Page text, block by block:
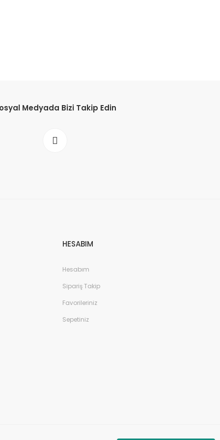
Medyada Bizi Takip Edin
HESABIM
Hesabım
Sipariş Takip
Favorileriniz
Sepetiniz